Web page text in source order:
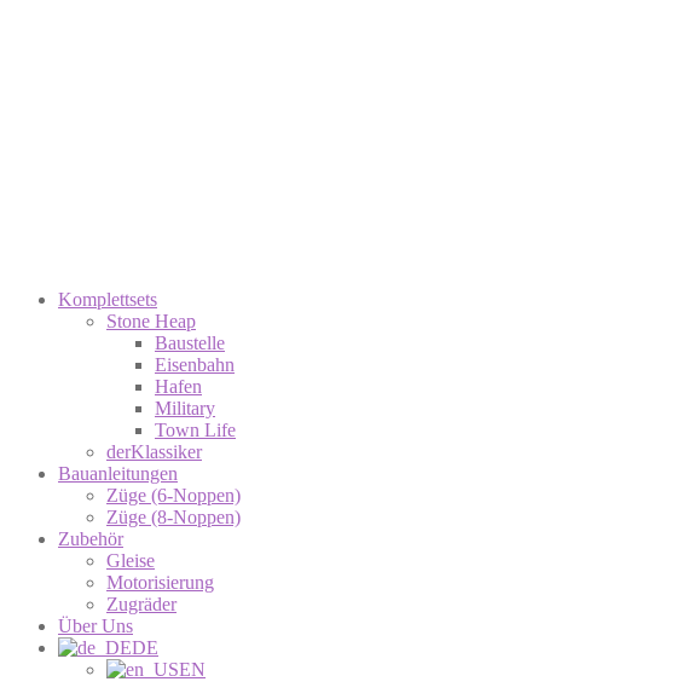
Komplettsets
Stone Heap
Baustelle
Eisenbahn
Hafen
Military
Town Life
derKlassiker
Bauanleitungen
Züge (6-Noppen)
Züge (8-Noppen)
Zubehör
Gleise
Motorisierung
Zugräder
Über Uns
DE
EN